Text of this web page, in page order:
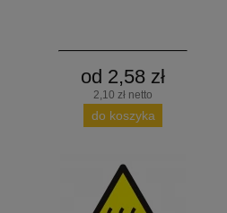
od 2,58 zł
2,10 zł netto
do koszyka